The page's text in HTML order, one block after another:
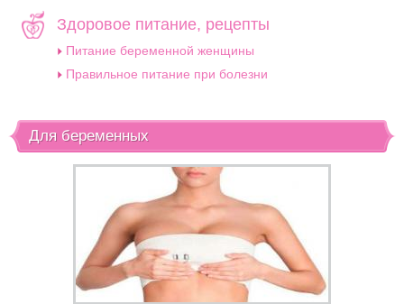
Здоровое питание, рецепты
Питание беременной женщины
Правильное питание при болезни
Для беременных